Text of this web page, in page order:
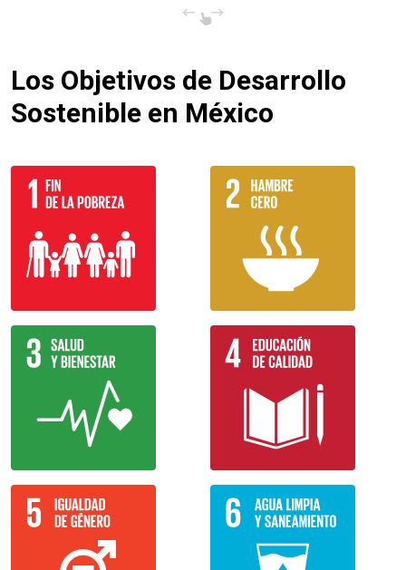
Los Objetivos de Desarrollo
Sostenible en México